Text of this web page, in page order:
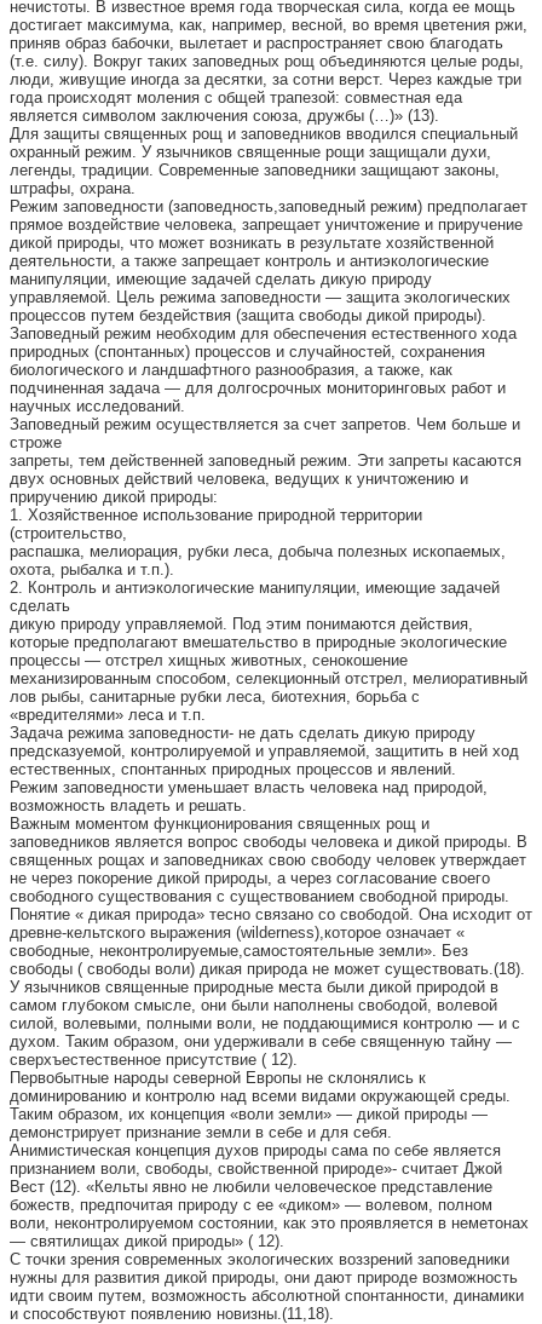
нечистоты. В известное время года творческая сила, когда ее мощь
достигает максимума, как, например, весной, во время цветения ржи,
приняв образ бабочки, вылетает и распространяет свою благодать
(т.е. силу). Вокруг таких заповедных рощ объединяются целые роды,
люди, живущие иногда за десятки, за сотни верст. Через каждые три
года происходят моления с общей трапезой: совместная еда
является символом заключения союза, дружбы (…)» (13).
Для защиты священных рощ и заповедников вводился специальный
охранный режим. У язычников священные рощи защищали духи,
легенды, традиции. Современные заповедники защищают законы,
штрафы, охрана.
Режим заповедности (заповедность,заповедный режим) предполагает
прямое воздействие человека, запрещает уничтожение и приручение
дикой природы, что может возникать в результате хозяйственной
деятельности, а также запрещает контроль и антиэкологические
манипуляции, имеющие задачей сделать дикую природу
управляемой. Цель режима заповедности — защита экологических
процессов путем бездействия (защита свободы дикой природы).
Заповедный режим необходим для обеспечения естественного хода
природных (спонтанных) процессов и случайностей, сохранения
биологического и ландшафтного разнообразия, а также, как
подчиненная задача — для долгосрочных мониторинговых работ и
научных исследований.
Заповедный режим осуществляется за счет запретов. Чем больше и
строже
запреты, тем действенней заповедный режим. Эти запреты касаются
двух основных действий человека, ведущих к уничтожению и
приручению дикой природы:
1. Хозяйственное использование природной территории
(строительство,
распашка, мелиорация, рубки леса, добыча полезных ископаемых,
охота, рыбалка и т.п.).
2. Контроль и антиэкологические манипуляции, имеющие задачей
сделать
дикую природу управляемой. Под этим понимаются действия,
которые предполагают вмешательство в природные экологические
процессы — отстрел хищных животных, сенокошение
механизированным способом, селекционный отстрел, мелиоративный
лов рыбы, санитарные рубки леса, биотехния, борьба с
«вредителями» леса и т.п.
Задача режима заповедности- не дать сделать дикую природу
предсказуемой, контролируемой и управляемой, защитить в ней ход
естественных, спонтанных природных процессов и явлений.
Режим заповедности уменьшает власть человека над природой,
возможность владеть и решать.
Важным моментом функционирования священных рощ и
заповедников является вопрос свободы человека и дикой природы. В
священных рощах и заповедниках свою свободу человек утверждает
не через покорение дикой природы, а через согласование своего
свободного существования с существованием свободной природы.
Понятие « дикая природа» тесно связано со свободой. Она исходит от
древне-кельтского выражения (wilderness),которое означает «
свободные, неконтролируемые,самостоятельные земли». Без
свободы ( свободы воли) дикая природа не может существовать.(18).
У язычников священные природные места были дикой природой в
самом глубоком смысле, они были наполнены свободой, волевой
силой, волевыми, полными воли, не поддающимися контролю — и с
духом. Таким образом, они удерживали в себе священную тайну —
сверхъестественное присутствие ( 12).
Первобытные народы северной Европы не склонялись к
доминированию и контролю над всеми видами окружающей среды.
Таким образом, их концепция «воли земли» — дикой природы —
демонстрирует признание земли в себе и для себя.
Анимистическая концепция духов природы сама по себе является
признанием воли, свободы, свойственной природе»- считает Джой
Вест (12). «Кельты явно не любили человеческое представление
божеств, предпочитая природу с ее «диком» — волевом, полном
воли, неконтролируемом состоянии, как это проявляется в неметонах
— святилищах дикой природы» ( 12).
С точки зрения современных экологических воззрений заповедники
нужны для развития дикой природы, они дают природе возможность
идти своим путем, возможность абсолютной спонтанности, динамики
и способствуют появлению новизны.(11,18).